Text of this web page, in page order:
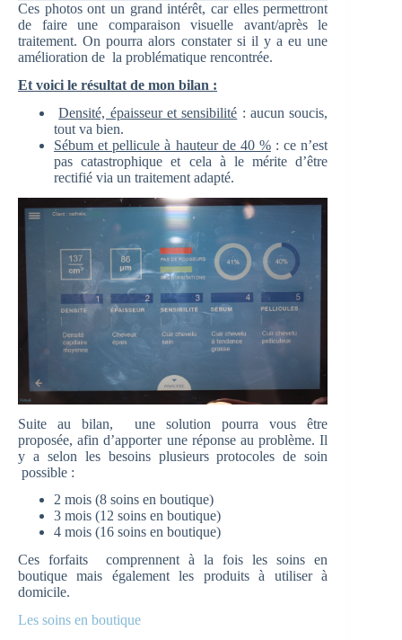
Ces photos ont un grand intérêt, car elles permettront
de faire une comparaison visuelle avant/après le
traitement. On pourra alors constater si il y a eu une
amélioration de la problématique rencontrée.
Et voici le résultat de mon bilan :
Densité, épaisseur et sensibilité : aucun soucis,
tout va bien.
Sébum et pellicule à hauteur de 40 %: ce n’est
pas catastrophique et cela à le mérite d’être
rectifié via un traitement adapté.
Suite au bilan, une solution pourra vous être
proposée, afin d’apporter une réponse au problème. Il
y a selon les besoins plusieurs protocoles de soin
possible :
2 mois (8 soins en boutique)
3 mois (12 soins en boutique)
4 mois (16 soins en boutique)
Ces forfaits comprennent à la fois les soins en
boutique mais également les produits à utiliser à
domicile.
Les soins en boutique